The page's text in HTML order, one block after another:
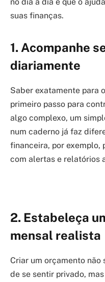
suas finanças.
1. Acompanhe
diariamente
Saber exatamente para
primeiro passo para
algo complexo, um
num caderno já faz
financeira, por exemplo,
com alertas e relatórios
2. Estabeleça
mensal realista
Criar um orçamento
de se sentir privado,